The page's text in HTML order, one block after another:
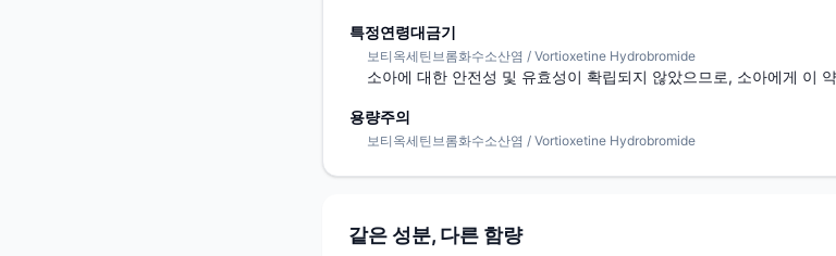
특정연령대금기
보티옥세틴브롬화수소산염 / Vortioxetine Hydrobromide
소아에 대한 안전성 및 유효성이 확립되지 않았으므로, 소아에게 이
용량주의
보티옥세틴브롬화수소산염 / Vortioxetine Hydrobromide
같은 성분, 다른 함량